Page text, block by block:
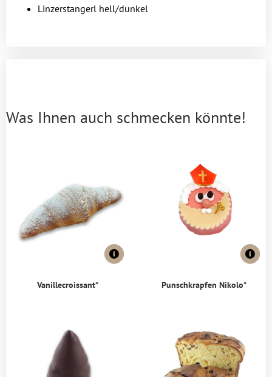
Linzerstangerl hell/dunkel
Was Ihnen auch schmecken könnte!
Vanillecroissant* Punschkrapfen Nikolo*